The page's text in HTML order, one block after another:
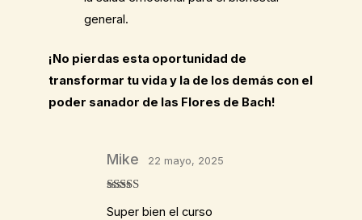
general.
¡No pierdas esta oportunidad de
transformar tu vida y la de los demás con el
poder sanador de las Flores de Bach!
con5de 5
Mike 22 mayo, 2025
Super bien el curso